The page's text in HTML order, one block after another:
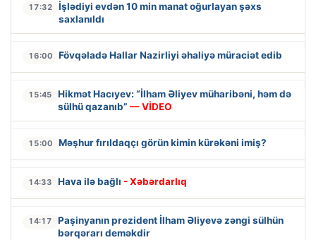
17:32
İşlədiyi evdən 10 min manat oğurlayan şəxs
saxlanıldı
16:00 Fövqəladə Hallar Nazirliyi əhaliyə müraciət edib
15:45
Hikmət Hacıyev: “İlham Əliyev müharibəni, həm də
sülhü qazanıb” — VİDEO
15:00 Məşhur fırıldaqçı görün kimin kürəkəni imiş?
14:33 Hava ilə bağlı - Xəbərdarlıq
14:17
Paşinyanın prezident İlham Əliyevə zəngi sülhün
bərqərarı deməkdir